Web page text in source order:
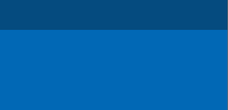
Kontakt Datenschutz